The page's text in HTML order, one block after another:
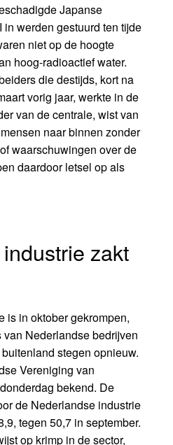
Japanse
werden gestuurd ten tijde
niet op de hoogte
hoog-radioactief water.
die destijds, kort na
vorig jaar, werkte in de
van de centrale, wist van
naar binnen zonder
waarschuwingen over de
daardoor letsel op als
zakt
is in oktober gekrompen,
Nederlandse bedrijven
stegen opnieuw.
Vereniging van
bekend. De
de Nederlandse industrie
tegen 50,7 in september.
op krimp in de sector,